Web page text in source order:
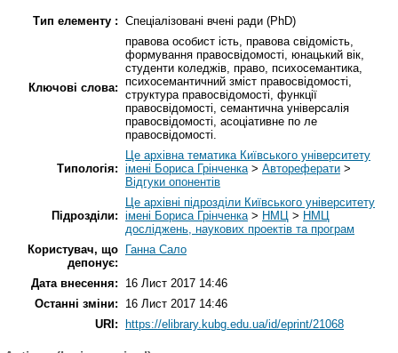
Тип елементу : Спеціалізовані вчені ради (PhD)
Ключові слова:
правова особист ість, правова свідомість,
формування правосвідомості, юнацький вік,
студенти коледжів, право, психосемантика,
психосемантичний зміст правосвідомості,
структура правосвідомості, функції
правосвідомості, семантична універсалія
правосвідомості, асоціативне по ле
правосвідомості.
Типологія:
Це архівна тематика Київського університету
імені Бориса Грінченка> Автореферати >
Відгуки опонентів
Підрозділи:
Це архівні підрозділи Київського університету
імені Бориса Грінченка> НМЦ > НМЦ
досліджень, наукових проектів та програм
Користувач, що
депонує:
Ганна Сало
Дата внесення:
16 Лист 2017 14:46
Останні зміни:
16 Лист 2017 14:46
URI:
https://elibrary.kubg.edu.ua/id/eprint/21068